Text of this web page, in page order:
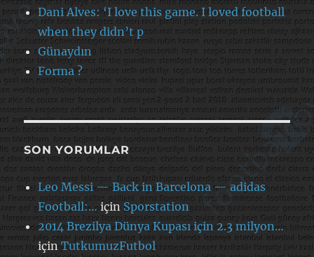
Dani Alves: ‘I love this game. I loved football
when they didn’t p
Günaydın
Forma ?
SON YORUMLAR
Leo Messi — Back in Barcelona — adidas
Football:… için Sporstation
2014 Brezilya Dünya Kupası için 2.3 milyon…
içinTutkumuzFutbol